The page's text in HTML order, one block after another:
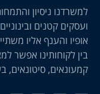
למשרדנו ניסיון
ועסקים קטנים
אופיו והענף אליו
בין לקוחותינו אפשר
קמעונאים, סיטונאים,